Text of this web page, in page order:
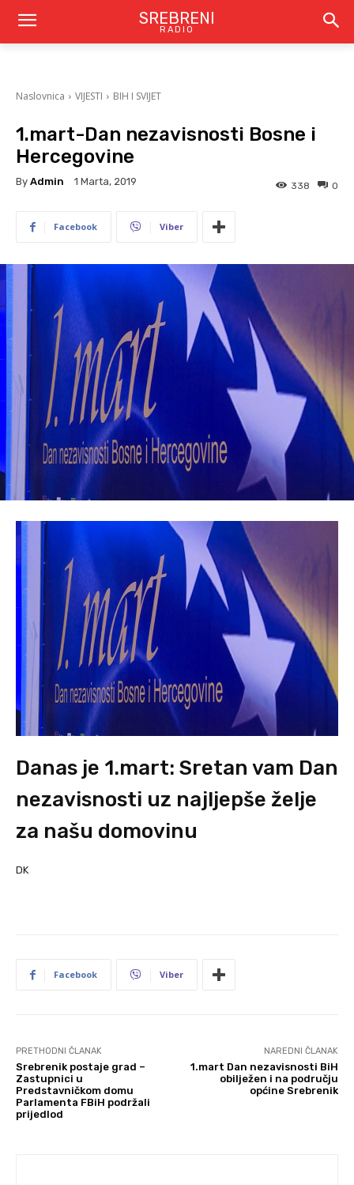
SREBRENI
RADIO
Naslovnica VIJESTI BIH I SVIJET
1.mart-Dan nezavisnosti Bosne i
Hercegovine
By Admin 1 Marta, 2019 0
338
Facebook Viber
Danas je 1.mart: Sretan vam Dan
nezavisnosti uz najljepše želje
za našu domovinu
DK
Facebook Viber
PRETHODNI ČLANAK
Srebrenik postaje grad –
Zastupnici u
Predstavničkom domu
Parlamenta FBiH podržali
prijedlod
NAREDNI ČLANAK
1.mart Dan nezavisnosti BiH
obilježen i na području
općine Srebrenik